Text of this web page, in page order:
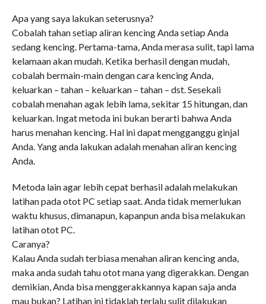
Apa yang saya lakukan seterusnya?
Cobalah tahan setiap aliran kencing Anda setiap Anda
sedang kencing. Pertama-tama, Anda merasa sulit, tapi lama
kelamaan akan mudah. Ketika berhasil dengan mudah,
cobalah bermain-main dengan cara kencing Anda,
keluarkan – tahan – keluarkan – tahan – dst. Sesekali
cobalah menahan agak lebih lama, sekitar 15 hitungan, dan
keluarkan. Ingat metoda ini bukan berarti bahwa Anda
harus menahan kencing. Hal ini dapat mengganggu ginjal
Anda. Yang anda lakukan adalah menahan aliran kencing
Anda.
Metoda lain agar lebih cepat berhasil adalah melakukan
latihan pada otot PC setiap saat. Anda tidak memerlukan
waktu khusus, dimanapun, kapanpun anda bisa melakukan
latihan otot PC.
Caranya?
Kalau Anda sudah terbiasa menahan aliran kencing anda,
maka anda sudah tahu otot mana yang digerakkan. Dengan
demikian, Anda bisa menggerakkannya kapan saja anda
mau bukan? Latihan ini tidaklah terlalu sulit dilakukan